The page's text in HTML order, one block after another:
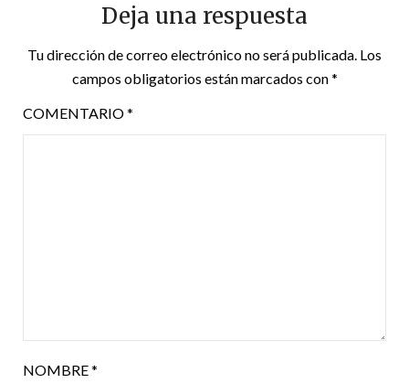
Deja una respuesta
Tu dirección de correo electrónico no será publicada. Los
campos obligatorios están marcados con*
COMENTARIO*
NOMBRE*